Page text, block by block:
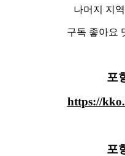
나머지 지
구독 좋아요
포
https://
포